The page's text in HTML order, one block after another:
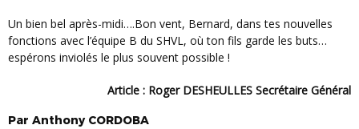
Un bien bel après-midi….Bon vent, Bernard, dans tes nouvelles
fonctions avec l’équipe B du SHVL, où ton fils garde les buts…
espérons inviolés le plus souvent possible !
Article : Roger DESHEULLES Secrétaire Général
Par Anthony CORDOBA